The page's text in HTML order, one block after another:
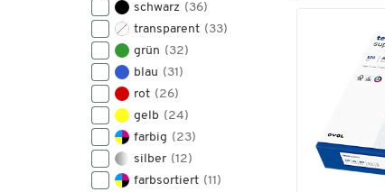
schwarz (36)
transparent (33)
grün (32)
blau (31)
rot (26)
gelb (24)
farbig (23)
silber (12)
farbsortiert (11)